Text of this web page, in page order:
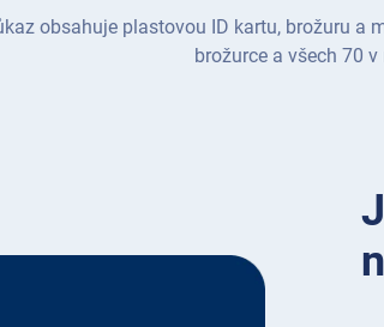
obsahuje plastovou ID kartu, brožuru a
brožurce a všech 70